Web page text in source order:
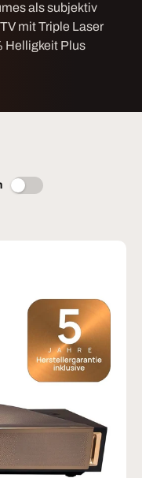
als subjektiv
mit Triple Laser
Helligkeit Plus